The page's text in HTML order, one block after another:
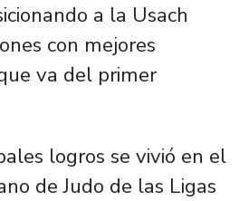
a la Usach
con mejores
va del primer
logros se vivió en el
de Judo de las Ligas